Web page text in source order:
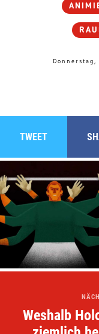
TWEET
Weshalb